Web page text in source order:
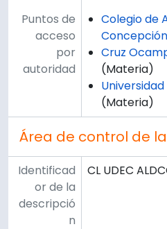
Puntos de
acceso
por
autoridad
Colegio de
Cruz
(Materia)
(Materia)
Área de control de
Identificad
or de la
descripció
n
CL UDEC